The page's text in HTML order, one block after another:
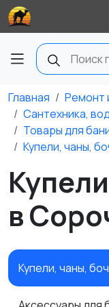
Главная
Ремонт
Сантехника,
Товары для
Купели, чаны,
в
Купели, чаны,